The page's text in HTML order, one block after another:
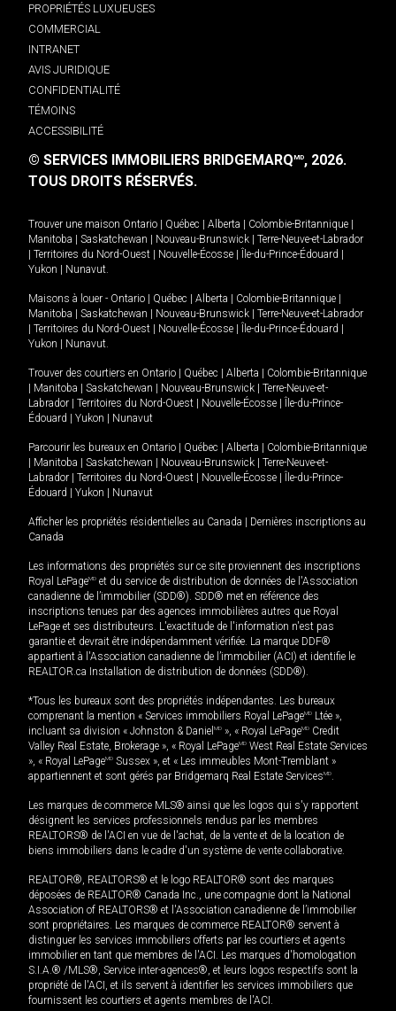
PROPRIÉTÉS LUXUEUSES
COMMERCIAL
INTRANET
AVIS JURIDIQUE
CONFIDENTIALITÉ
TÉMOINS
ACCESSIBILITÉ
© SERVICES IMMOBILIERS BRIDGEMARQMD, 2026.
TOUS DROITS RÉSERVÉS.
Trouver une maison Ontario Québec Alberta Colombie-Britannique
Manitoba
Saskatchewan Nouveau-Brunswick
Terre-Neuve-et-Labrador
Territoires du Nord-Ouest Nouvelle-Écosse Île-du-Prince-Édouard
Yukon
Nunavut.
Maisons à louer - Ontario Québec Alberta Colombie-Britannique
Manitoba
Saskatchewan Nouveau-Brunswick
Terre-Neuve-et-Labrador
Territoires du Nord-Ouest Nouvelle-Écosse Île-du-Prince-Édouard
Yukon
Nunavut.
Trouver des courtiers en Ontario Québec Alberta
Colombie-Britannique
Manitoba Saskatchewan Nouveau-Brunswick
Terre-Neuve-et-
Labrador
Territoires du Nord-Ouest Nouvelle-Écosse
Île-du-Prince-
Édouard
Yukon Nunavut
Parcourir les bureaux en Ontario Québec Alberta
Colombie-Britannique
Manitoba Saskatchewan Nouveau-Brunswick
Terre-Neuve-et-
Labrador
Territoires du Nord-Ouest Nouvelle-Écosse
Île-du-Prince-
Édouard
Yukon Nunavut
Afficher les propriétés résidentielles au Canada
Dernières inscriptions au
Canada
Les informations des propriétés sur ce site proviennent des inscriptions
Royal LePageMD et du service de distribution de données de l'Association
canadienne de l’immobilier (SDD®). SDD® met en référence des
inscriptions tenues par des agences immobilières autres que Royal
LePage et ses distributeurs. L'exactitude de l'information n'est pas
garantie et devrait être indépendamment vérifiée. La marque DDF®
appartient à l'Association canadienne de l’immobilier (ACI) et identifie le
REALTOR.ca Installation de distribution de données (SDD®).
*Tous les bureaux sont des propriétés indépendantes. Les bureaux
comprenant la mention « Services immobiliers Royal LePageMD Ltée »,
incluant sa division « Johnston & Daniel MD », « Royal LePageMD Credit
Valley Real Estate, Brokerage », « Royal LePageMD West Real Estate Services
», « Royal LePageMD Sussex », et « Les immeubles Mont-Tremblant »
appartiennent et sont gérés par Bridgemarq Real Estate ServicesMD.
Les marques de commerce MLS® ainsi que les logos qui s'y rapportent
désignent les services professionnels rendus par les membres
REALTORS® de l'ACI en vue de l'achat, de la vente et de la location de
biens immobiliers dans le cadre d'un système de vente collaborative.
REALTOR®, REALTORS® et le logo REALTOR® sont des marques
déposées de REALTOR® Canada Inc., une compagnie dont la National
Association of REALTORS® et l'Association canadienne de l’immobilier
sont propriétaires. Les marques de commerce REALTOR® servent à
distinguer les services immobiliers offerts par les courtiers et agents
immobilier en tant que membres de l'ACI. Les marques d'homologation
S.I.A.® /MLS®, Service inter-agences®, et leurs logos respectifs sont la
propriété de l'ACI, et ils servent à identifier les services immobiliers que
fournissent les courtiers et agents membres de l'ACI.